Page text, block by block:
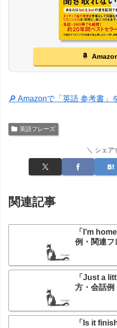
🔎 Amazonで「英語 参考書」
英語フレーズ
＼ シェア
関連記事
「I’m
例・関連フ
「Just a
方・会話例
「Is it